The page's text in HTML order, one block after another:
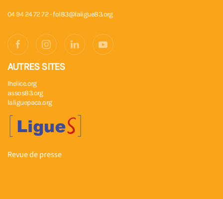
04 94 24 72 72 -fol83@laligue83.org
AUTRES SITES
lhelice.org
assos83.org
laliguepaca.org
Revue de presse